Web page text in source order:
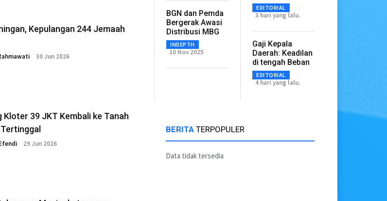
Kepulangan 244 Jemaah
30 Jun 2026
Kloter 39 JKT Kembali ke Tanah
29 Jun 2026
BGN dan Pemda
Bergerak Awasi
Distribusi MBG
INDEPTH
10 Nov 2025
EDITORIAL
3 hari yang lalu.
Gaji Kepala
Daerah: Keadilan
di tengah Beban
EDITORIAL
4 hari yang lalu.
BERITATERPOPULER
Data tidak tersedia